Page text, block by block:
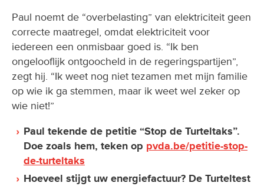
Paul noemt de “overbelasting” van elektriciteit geen
correcte maatregel, omdat elektriciteit voor
iedereen een onmisbaar goed is. “Ik ben
ongelooflijk ontgoocheld in de regeringspartijen”,
zegt hij. “Ik weet nog niet tezamen met mijn familie
op wie ik ga stemmen, maar ik weet wel zeker op
wie niet!”
Paul tekende de petitie “Stop de Turteltaks”.
Doe zoals hem, teken op pvda.be/petitie-stop-
de-turteltaks
Hoeveel stijgt uw energiefactuur? De Turteltest